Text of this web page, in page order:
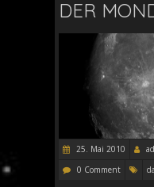
DER
25. Mai 2010
0 Comment